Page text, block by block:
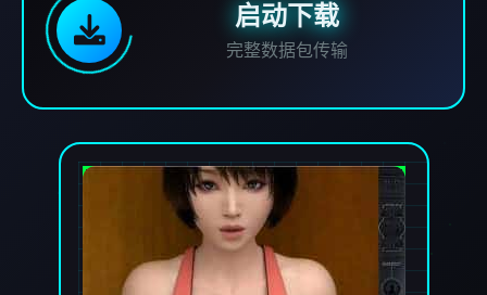
启动下载
完整数据包传输